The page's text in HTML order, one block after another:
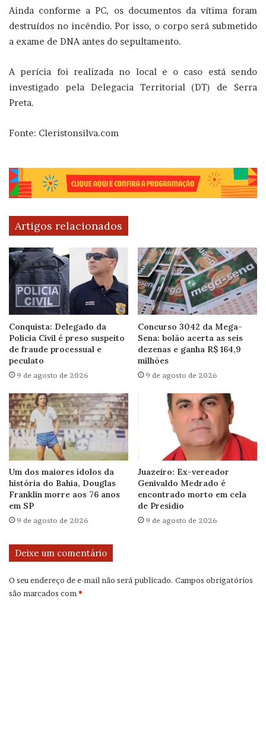
Ainda conforme a PC, os documentos da vítima foram
destruídos no incêndio. Por isso, o corpo será submetido
a exame de DNA antes do sepultamento.
A perícia foi realizada no local e o caso está sendo
investigado pela Delegacia Territorial (DT) de Serra
Preta.
Fonte: Cleristonsilva.com
Artigos relacionados
Conquista: Delegado da
Polícia Civil é preso suspeito
de fraude processual e
peculato
9 de agosto de 2026
Concurso 3042 da Mega-
Sena: bolão acerta as seis
dezenas e ganha R$ 164,9
milhões
9 de agosto de 2026
Um dos maiores ídolos da
história do Bahia, Douglas
Franklin morre aos 76 anos
em SP
9 de agosto de 2026
Juazeiro: Ex-vereador
Genivaldo Medrado é
encontrado morto em cela
de Presídio
9 de agosto de 2026
Deixe um comentário
O seu endereço de e-mail não será publicado. Campos obrigatórios
são marcados com*